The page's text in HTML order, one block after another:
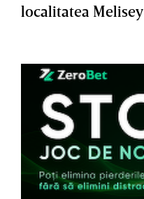
localitatea Melisey